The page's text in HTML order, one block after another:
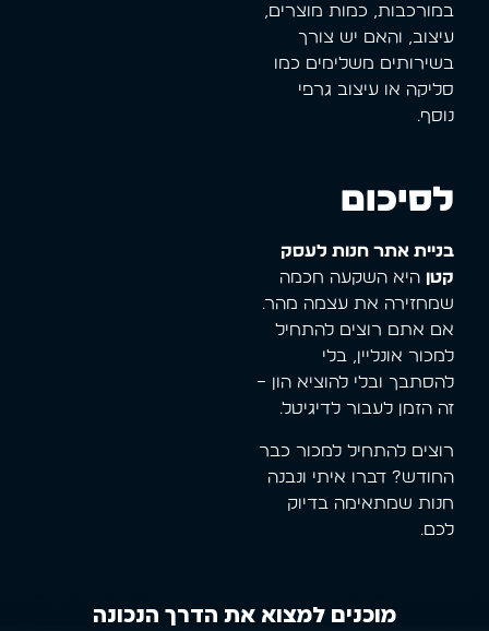
במורכבות, כמות מוצרים,
עיצוב, והאם יש צורך
בשירותים משלימים כמו
סליקה או עיצוב גרפי
נוסף.
לסיכום
בניית אתר חנות לעסק
קטן היא השקעה חכמה
שמחזירה את עצמה מהר.
אם אתם רוצים להתחיל
למכור אונליין, בלי
להסתבך ובלי להוציא הון –
זה הזמן לעבור לדיגיטל.
רוצים להתחיל למכור כבר
החודש? דברו איתי ונבנה
חנות שמתאימה בדיוק
לכם.
מוכנים למצוא את הדרך הנכונה